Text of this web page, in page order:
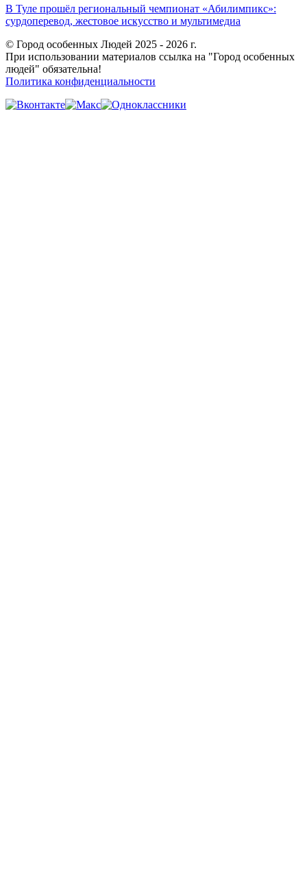
В Туле прошёл региональный чемпионат «Абилимпикс»:
сурдоперевод, жестовое искусство и мультимедиа
© Город особенных Людей 2025 - 2026 г.
При использовании материалов ссылка на "Город особенных
людей" обязательна!
Политика конфиденциальности